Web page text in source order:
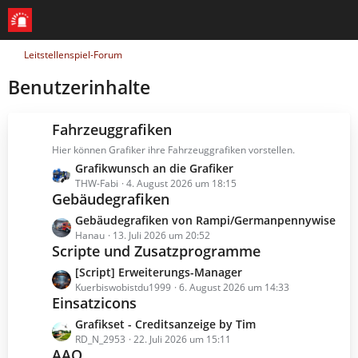
Leitstellenspiel-Forum
Benutzerinhalte
Fahrzeuggrafiken
Hier können Grafiker ihre Fahrzeuggrafiken vorstellen.
L
e
t
z
t
e
e
i
t
r
ä
Grafikwunsch an die Grafiker
THW-Fabi 4. August 2026 um 18:15
Gebäudegrafiken
L
e
t
z
t
e
e
i
Gebäudegrafiken von Rampi/Germanpennywise
Hanau 13. Juli 2026 um 20:52
Scripte und Zusatzprogramme
L
e
t
z
t
e
[Script] Erweiterungs-Manager
Kuerbiswobistdu1999 6. August 2026 um 14:33
Einsatzicons
L
e
Grafikset - Creditsanzeige by Tim
RD_N_2953 22. Juli 2026 um 15:11